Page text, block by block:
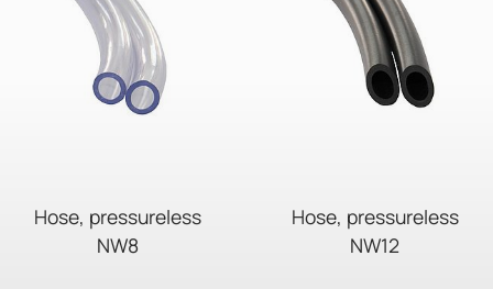
Hose, pressureless
NW8
Hose, pressureless
NW12